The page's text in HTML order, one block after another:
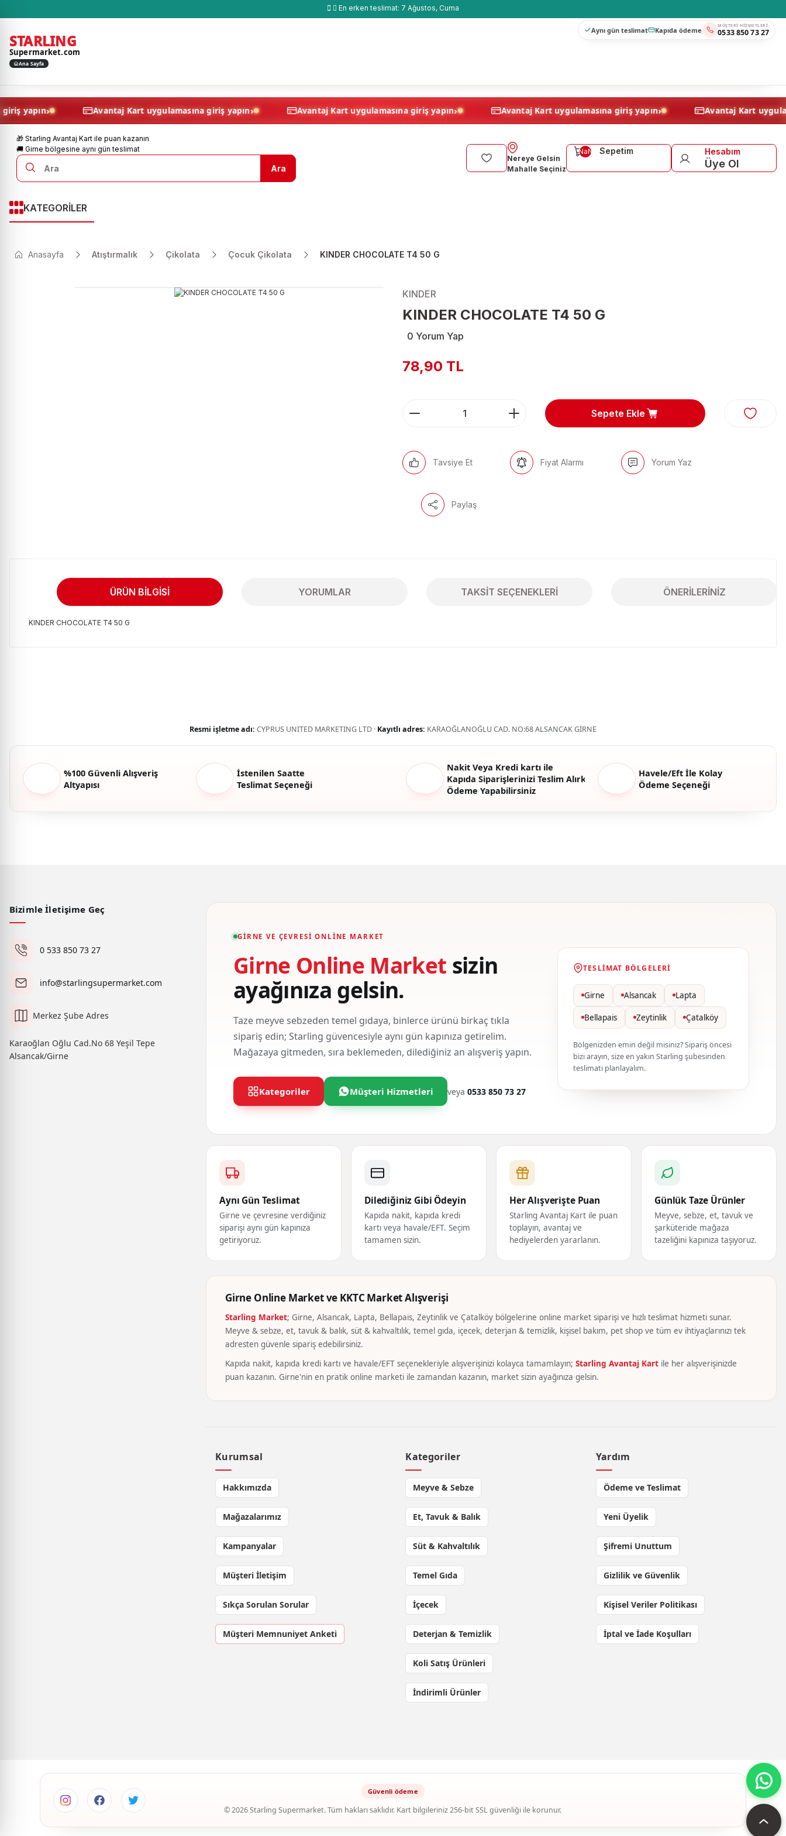
En erken teslimat: 7 Ağustos, Cuma
STARLING
Supermarket.com
Ana Sayfa
Aynı gün teslimat Kapıda ödeme MÜŞTERI HIZMETLERI
0533 850 73 27
giriş yapın Avantaj Kart uygulamasına giriş yapın Avantaj Kart uygulamasına giriş yapın Avantaj Kart uygulamasına giriş yapın Avantaj
🎁 Starling Avantaj Kart ile puan kazanın
🚚 Girne bölgesine aynı gün teslimat
Ara
Nereye Gelsin
Mahalle Seçiniz
Sepetim
NaN Hesabım
Üye Ol
KATEGORİLER
Anasayfa Atıştırmalık Çikolata Çocuk Çikolata KINDER CHOCOLATE T4 50 G
KINDER
KINDER CHOCOLATE T4 50 G
0 Yorum Yap
78,90 TL
Sepete Ekle
Tavsiye Et Fiyat Alarmı Yorum Yaz
Paylaş
ÜRÜN BILGISI YORUMLAR TAKSIT SEÇENEKLERI ÖNERILERINIZ
KINDER CHOCOLATE T4 50 G
Resmi işletme adı: CYPRUS UNITED MARKETING LTD · Kayıtlı adres: KARAOĞLANOĞLU CAD. NO:68 ALSANCAK GİRNE
%100 Güvenli Alışveriş
Altyapısı
İstenilen Saatte
Teslimat Seçeneği
Nakit Veya Kredi kartı ile
Kapıda Siparişlerinizi Teslim Alırken
Ödeme Yapabilirsiniz
Havele/Eft İle Kolay
Ödeme Seçeneği
Bizimle İletişime Geç
0 533 850 73 27
info@starlingsupermarket.com
Merkez Şube Adres
Karaoğlan Oğlu Cad.No 68 Yeşil Tepe
Alsancak/Girne
GIRNE VE ÇEVRESI ONLINE MARKET
Girne Online Market sizin
ayağınıza gelsin.
Taze meyve sebzeden temel gıdaya, binlerce ürünü birkaç tıkla
sipariş edin; Starling güvencesiyle aynı gün kapınıza getirelim.
Mağazaya gitmeden, sıra beklemeden, dilediğiniz an alışveriş yapın.
Kategoriler Müşteri Hizmetleri veya 0533 850 73 27
TESLIMAT BÖLGELERI
Girne Alsancak Lapta
Bellapais Zeytinlik Çatalköy
Bölgenizden emin değil misiniz? Sipariş öncesi
bizi arayın, size en yakın Starling şubesinden
teslimatı planlayalım.
Aynı Gün Teslimat
Girne ve çevresine verdiğiniz
siparişi aynı gün kapınıza
getiriyoruz.
Dilediğiniz Gibi Ödeyin
Kapıda nakit, kapıda kredi
kartı veya havale/EFT. Seçim
tamamen sizin.
Her Alışverişte Puan
Starling Avantaj Kart ile puan
toplayın, avantaj ve
hediyelerden yararlanın.
Günlük Taze Ürünler
Meyve, sebze, et, tavuk ve
şarküteride mağaza
tazeliğini kapınıza taşıyoruz.
Girne Online Market ve KKTC Market Alışverişi
Starling Market; Girne, Alsancak, Lapta, Bellapais, Zeytinlik ve Çatalköy bölgelerine online market siparişi ve hızlı teslimat hizmeti sunar.
Meyve & sebze, et, tavuk & balık, süt & kahvaltılık, temel gıda, içecek, deterjan & temizlik, kişisel bakım, pet shop ve tüm ev ihtiyaçlarınızı tek
adresten güvenle sipariş edebilirsiniz.
Kapıda nakit, kapıda kredi kartı ve havale/EFT seçenekleriyle alışverişinizi kolayca tamamlayın; Starling Avantaj Kart ile her alışverişinizde
puan kazanın. Girne'nin en pratik online marketi ile zamandan kazanın, market sizin ayağınıza gelsin.
Kurumsal
Hakkımızda
Mağazalarımız
Kampanyalar
Müşteri İletişim
Sıkça Sorulan Sorular
Müşteri Memnuniyet Anketi
Kategoriler
Meyve & Sebze
Et, Tavuk & Balık
Süt & Kahvaltılık
Temel Gıda
İçecek
Deterjan & Temizlik
Koli Satış Ürünleri
İndirimli Ürünler
Yardım
Ödeme ve Teslimat
Yeni Üyelik
Şifremi Unuttum
Gizlilik ve Güvenlik
Kişisel Veriler Politikası
İptal ve İade Koşulları
© 2026 Starling Supermarket. Tüm hakları saklıdır. Kart bilgileriniz 256-bit SSL güvenliği ile korunur.